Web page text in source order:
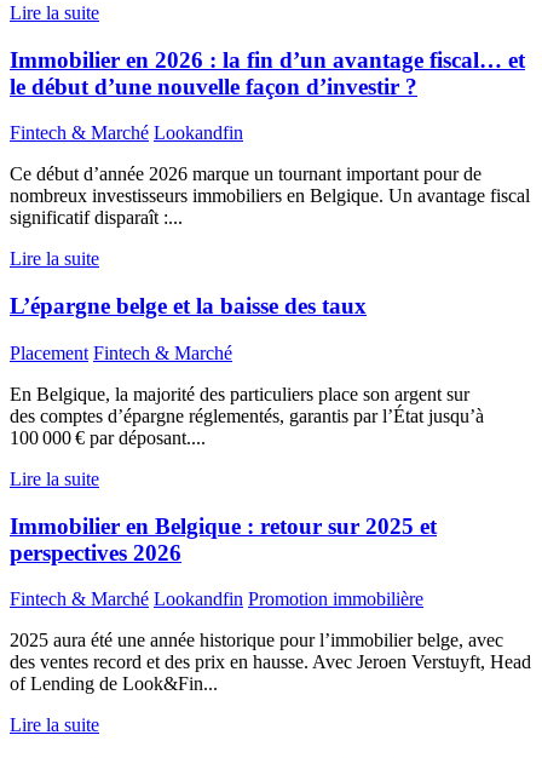
Lire la suite
Immobilier en 2026 : la fin d’un avantage fiscal… et
le début d’une nouvelle façon d’investir ?
Fintech & Marché Lookandfin
Ce début d’année 2026 marque un tournant important pour de
nombreux investisseurs immobiliers en Belgique. Un avantage fiscal
significatif disparaît :...
Lire la suite
L’épargne belge et la baisse des taux
Placement Fintech & Marché
En Belgique, la majorité des particuliers place son argent sur
des comptes d’épargne réglementés, garantis par l’État jusqu’à
100 000 € par déposant....
Lire la suite
Immobilier en Belgique : retour sur 2025 et
perspectives 2026
Fintech & Marché Lookandfin Promotion immobilière
2025 aura été une année historique pour l’immobilier belge, avec
des ventes record et des prix en hausse. Avec Jeroen Verstuyft, Head
of Lending de Look&Fin...
Lire la suite